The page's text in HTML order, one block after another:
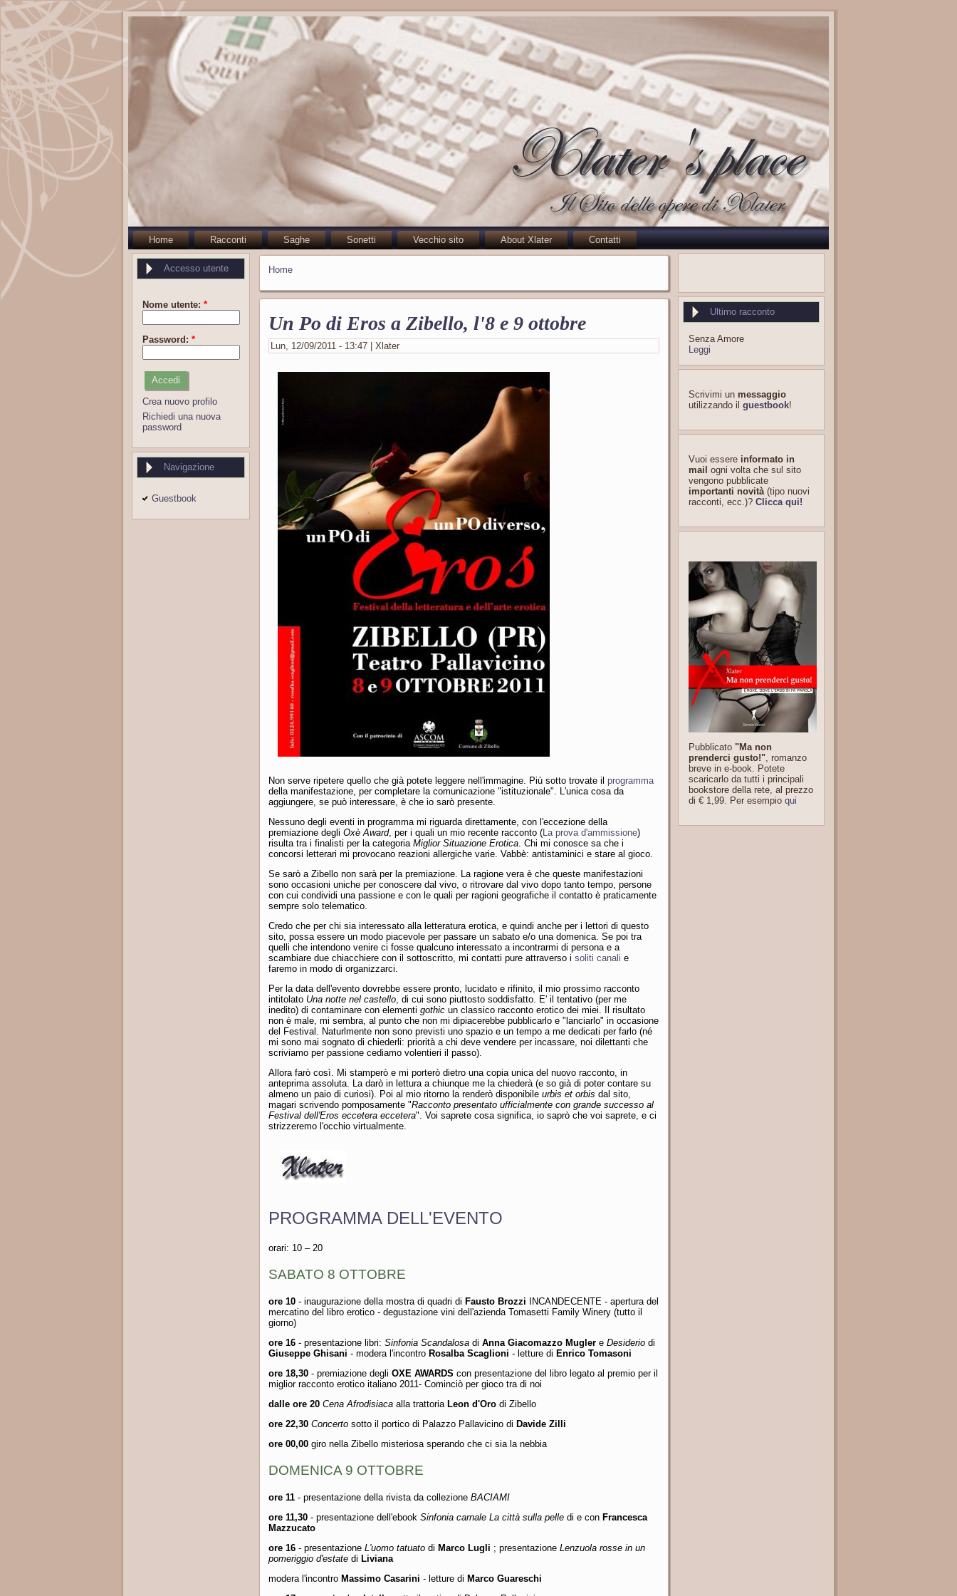
Home Racconti Saghe Sonetti Vecchio sito About Xlater Contatti
Accesso utente
Nome utente: *
Password: *
Crea nuovo profilo
Richiedi una nuova
password
Navigazione
Guestbook
Home
Un Po di Eros a Zibello, l'8 e 9 ottobre
Lun, 12/09/2011 - 13:47 | Xlater
Non serve ripetere quello che già potete leggere nell'immagine. Più sotto trovate il programma
della manifestazione, per completare la comunicazione "istituzionale". L'unica cosa da
aggiungere, se può interessare, è che io sarò presente.
Nessuno degli eventi in programma mi riguarda direttamente, con l'eccezione della
premiazione degli Oxè Award, per i quali un mio recente racconto (La prova d'ammissione)
risulta tra i finalisti per la categoria Miglior Situazione Erotica. Chi mi conosce sa che i
concorsi letterari mi provocano reazioni allergiche varie. Vabbè: antistaminici e stare al gioco.
Se sarò a Zibello non sarà per la premiazione. La ragione vera è che queste manifestazioni
sono occasioni uniche per conoscere dal vivo, o ritrovare dal vivo dopo tanto tempo, persone
con cui condividi una passione e con le quali per ragioni geografiche il contatto è praticamente
sempre solo telematico.
Credo che per chi sia interessato alla letteratura erotica, e quindi anche per i lettori di questo
sito, possa essere un modo piacevole per passare un sabato e/o una domenica. Se poi tra
quelli che intendono venire ci fosse qualcuno interessato a incontrarmi di persona e a
scambiare due chiacchiere con il sottoscritto, mi contatti pure attraverso i soliti canali e
faremo in modo di organizzarci.
Per la data dell'evento dovrebbe essere pronto, lucidato e rifinito, il mio prossimo racconto
intitolato Una notte nel castello, di cui sono piuttosto soddisfatto. E' il tentativo (per me
inedito) di contaminare con elementi gothic un classico racconto erotico dei miei. Il risultato
non è male, mi sembra, al punto che non mi dipiacerebbe pubblicarlo e "lanciarlo" in occasione
del Festival. Naturlmente non sono previsti uno spazio e un tempo a me dedicati per farlo (né
mi sono mai sognato di chiederli: priorità a chi deve vendere per incassare, noi dilettanti che
scriviamo per passione cediamo volentieri il passo).
Allora farò così. Mi stamperò e mi porterò dietro una copia unica del nuovo racconto, in
anteprima assoluta. La darò in lettura a chiunque me la chiederà (e so già di poter contare su
almeno un paio di curiosi). Poi al mio ritorno la renderò disponibile urbis et orbis dal sito,
magari scrivendo pomposamente "Racconto presentato ufficialmente con grande successo al
Festival dell'Eros eccetera eccetera". Voi saprete cosa significa, io saprò che voi saprete, e ci
strizzeremo l'occhio virtualmente.
PROGRAMMA DELL'EVENTO
orari: 10 – 20
SABATO 8 OTTOBRE
ore 10 - inaugurazione della mostra di quadri di Fausto Brozzi
INCANDECENTE - apertura del
mercatino del libro erotico - degustazione vini dell'azienda Tomasetti Family Winery (tutto il
giorno)
ore 16 - presentazione libri: Sinfonia Scandalosa di Anna Giacomazzo Mugler e Desiderio di
Giuseppe Ghisani - modera l'incontro Rosalba Scaglioni - letture di Enrico Tomasoni
ore 18,30 - premiazione degli OXE AWARDS con presentazione del libro legato al premio per il
miglior racconto erotico italiano 2011- Cominciò per gioco tra di noi
dalle ore 20 Cena Afrodisiaca alla trattoria Leon d'Oro di Zibello
ore 22,30 Concerto sotto il portico di Palazzo Pallavicino di Davide Zilli
ore 00,00 giro nella Zibello misteriosa sperando che ci sia la nebbia
DOMENICA 9 OTTOBRE
ore 11 - presentazione della rivista da collezione BACIAMI
ore 11,30 - presentazione dell'ebook Sinfonia carnale La città sulla pelle di e con Francesca
Mazzucato
ore 16 - presentazione L'uomo tatuato di Marco Lugli ; presentazione Lenzuola rosse in un
pomeriggio d'estate di Liviana
modera l'incontro Massimo Casarini - letture di Marco Guareschi
Ultimo racconto
Senza Amore
Leggi
Scrivimi un messaggio
utilizzando il guestbook!
Vuoi essere informato in
mail ogni volta che sul sito
vengono pubblicate
importanti novità(tipo nuovi
racconti, ecc.)? Clicca qui!
Pubblicato "Ma non
prenderci gusto!", romanzo
breve in e-book. Potete
scaricarlo da tutti i principali
bookstore della rete, al prezzo
di € 1,99. Per esempio qui